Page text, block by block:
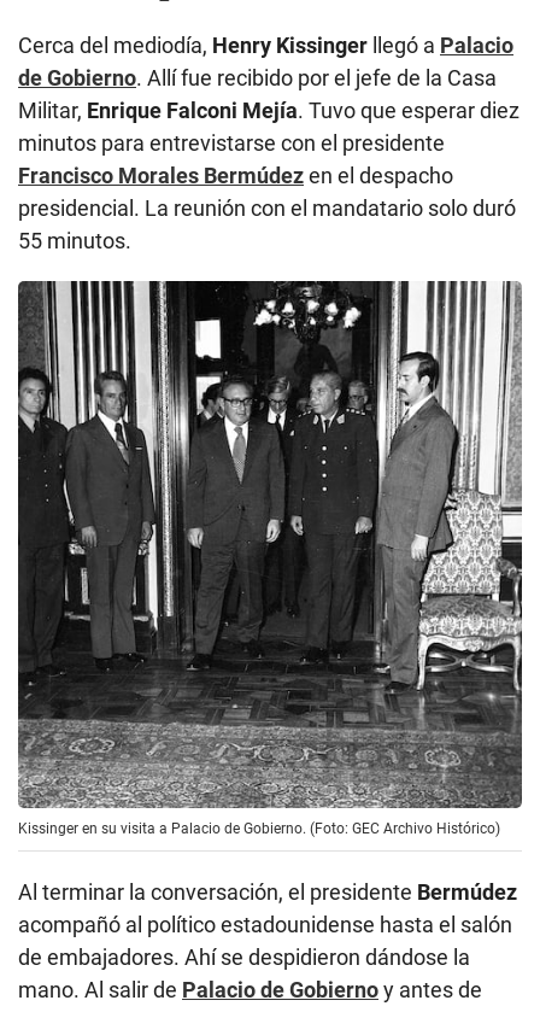
Cerca del mediodía, Henry Kissinger llegó a Palacio
de Gobierno. Allí fue recibido por el jefe de la Casa
Militar, Enrique Falconi Mejía. Tuvo que esperar diez
minutos para entrevistarse con el presidente
Francisco Morales Bermúdezen el despacho
presidencial. La reunión con el mandatario solo duró
55 minutos.
Kissinger en su visita a Palacio de Gobierno. (Foto: GEC Archivo Histórico)
Al terminar la conversación, el presidente Bermúdez
acompañó al político estadounidense hasta el salón
de embajadores. Ahí se despidieron dándose la
mano. Al salir de Palacio de Gobiernoy antes de